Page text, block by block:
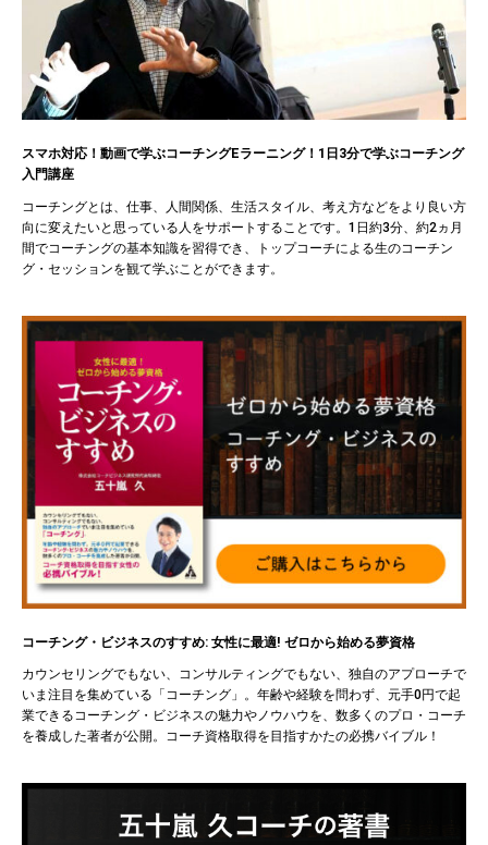
スマホ対応！動画で学ぶコーチングEラーニング！1日3分で学ぶコーチング
入門講座
コーチングとは、仕事、人間関係、生活スタイル、考え方などをより良い方
向に変えたいと思っている人をサポートすることです。1日約3分、約2ヵ月
間でコーチングの基本知識を習得でき、トップコーチによる生のコーチン
グ・セッションを観て学ぶことができます。
コーチング・ビジネスのすすめ: 女性に最適! ゼロから始める夢資格
カウンセリングでもない、コンサルティングでもない、独自のアプローチで
いま注目を集めている「コーチング」。年齢や経験を問わず、元手0円で起
業できるコーチング・ビジネスの魅力やノウハウを、数多くのプロ・コーチ
を養成した著者が公開。コーチ資格取得を目指すかたの必携バイブル！